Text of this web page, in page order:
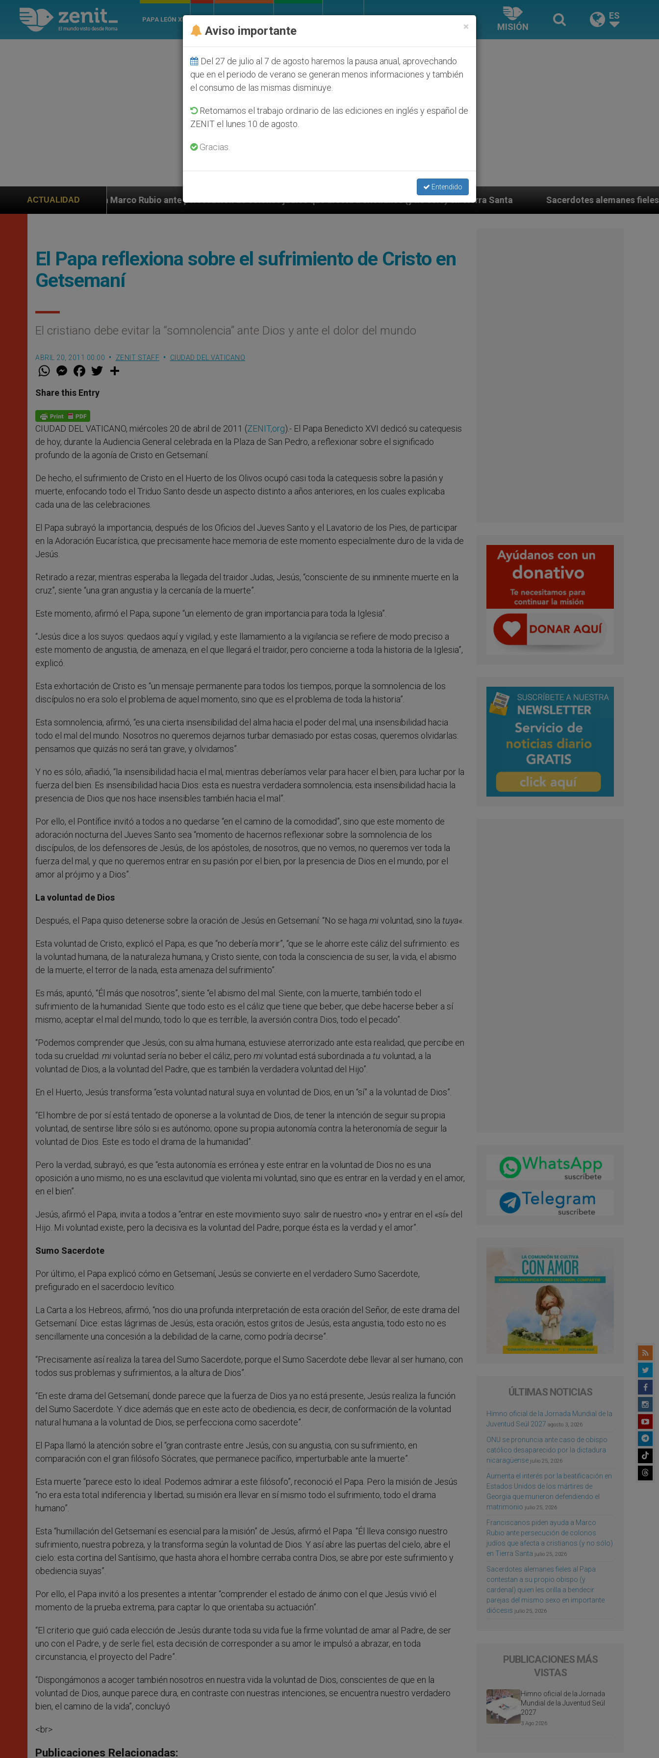
PAPA LEÓN XIV
MISIÓN
ES
ACTUALIDAD
a Marco Rubio ante persecución de colonos judíos que afecta a cristianos (y no sólo) en Tierra Santa Sacerdotes alemanes fieles al Papa contestan a
El Papa reflexiona sobre el sufrimiento de Cristo en
Getsemaní
El cristiano debe evitar la “somnolencia” ante Dios y ante el dolor del mundo
ABRIL 20, 2011 00:00 ZENIT STAFF CIUDAD DEL VATICANO
W
t
s
p
p
M
e
s
e
g
e
r
F
a
e
b
o
k
w
Share this Entry
CIUDAD DEL VATICANO, miércoles 20 de abril de 2011 (ZENIT,org).- El Papa Benedicto XVI dedicó su catequesis
de hoy, durante la Audiencia General celebrada en la Plaza de San Pedro, a reflexionar sobre el significado
profundo de la agonía de Cristo en Getsemaní.
De hecho, el sufrimiento de Cristo en el Huerto de los Olivos ocupó casi toda la catequesis sobre la pasión y
muerte, enfocando todo el Triduo Santo desde un aspecto distinto a años anteriores, en los cuales explicaba
cada una de las celebraciones.
El Papa subrayó la importancia, después de los Oficios del Jueves Santo y el Lavatorio de los Pies, de participar
en la Adoración Eucarística, que precisamente hace memoria de este momento especialmente duro de la vida de
Jesús.
Retirado a rezar, mientras esperaba la llegada del traidor Judas, Jesús, “consciente de su inminente muerte en la
cruz”, siente “una gran angustia y la cercanía de la muerte”.
Este momento, afirmó el Papa, supone “un elemento de gran importancia para toda la Iglesia”.
“Jesús dice a los suyos: quedaos aquí y vigilad; y este llamamiento a la vigilancia se refiere de modo preciso a
este momento de angustia, de amenaza, en el que llegará el traidor, pero concierne a toda la historia de la Iglesia”,
explicó.
Esta exhortación de Cristo es “un mensaje permanente para todos los tiempos, porque la somnolencia de los
discípulos no era solo el problema de aquel momento, sino que es el problema de toda la historia”.
Esta somnolencia, afirmó, “es una cierta insensibilidad del alma hacia el poder del mal, una insensibilidad hacia
todo el mal del mundo. Nosotros no queremos dejarnos turbar demasiado por estas cosas, queremos olvidarlas:
pensamos que quizás no será tan grave, y olvidamos”.
Y no es sólo, añadió, “la insensibilidad hacia el mal, mientras deberíamos velar para hacer el bien, para luchar por la
fuerza del bien. Es insensibilidad hacia Dios: esta es nuestra verdadera somnolencia; esta insensibilidad hacia la
presencia de Dios que nos hace insensibles también hacia el mal”.
Por ello, el Pontífice invitó a todos a no quedarse “en el camino de la comodidad”, sino que este momento de
adoración nocturna del Jueves Santo sea “momento de hacernos reflexionar sobre la somnolencia de los
discípulos, de los defensores de Jesús, de los apóstoles, de nosotros, que no vemos, no queremos ver toda la
fuerza del mal, y que no queremos entrar en su pasión por el bien, por la presencia de Dios en el mundo, por el
amor al prójimo y a Dios”.
La voluntad de Dios
Después, el Papa quiso detenerse sobre la oración de Jesús en Getsemaní: “No se haga mivoluntad, sino la tuya«.
Esta voluntad de Cristo, explicó el Papa, es que “no debería morir”, “que se le ahorre este cáliz del sufrimiento: es
la voluntad humana, de la naturaleza humana, y Cristo siente, con toda la consciencia de su ser, la vida, el abismo
de la muerte, el terror de la nada, esta amenaza del sufrimiento”.
Es más, apuntó, “Él más que nosotros”, siente “el abismo del mal. Siente, con la muerte, también todo el
sufrimiento de la humanidad. Siente que todo esto es el cáliz que tiene que beber, que debe hacerse beber a sí
mismo, aceptar el mal del mundo, todo lo que es terrible, la aversión contra Dios, todo el pecado”.
“Podemos comprender que Jesús, con su alma humana, estuviese aterrorizado ante esta realidad, que percibe en
toda su crueldad: mivoluntad sería no beber el cáliz, pero mivoluntad está subordinada a tu voluntad, a la
voluntad de Dios, a la voluntad del Padre, que es también la verdadera voluntad del Hijo”.
En el Huerto, Jesús transforma “esta voluntad natural suya en voluntad de Dios, en un “sí” a la voluntad de Dios”.
“El hombre de por sí está tentado de oponerse a la voluntad de Dios, de tener la intención de seguir su propia
voluntad, de sentirse libre sólo si es autónomo; opone su propia autonomía contra la heteronomía de seguir la
voluntad de Dios. Este es todo el drama de la humanidad”.
Pero la verdad, subrayó, es que “esta autonomía es errónea y este entrar en la voluntad de Dios no es una
oposición a uno mismo, no es una esclavitud que violenta mi voluntad, sino que es entrar en la verdad y en el amor,
en el bien”.
Jesús, afirmó el Papa, invita a todos a “entrar en este movimiento suyo: salir de nuestro «no» y entrar en el «sí» del
Hijo. Mi voluntad existe, pero la decisiva es la voluntad del Padre, porque ésta es la verdad y el amor”.
Sumo Sacerdote
Por último, el Papa explicó cómo en Getsemaní, Jesús se convierte en el verdadero Sumo Sacerdote,
prefigurado en el sacerdocio levítico.
La Carta a los Hebreos, afirmó, “nos dio una profunda interpretación de esta oración del Señor, de este drama del
Getsemaní. Dice: estas lágrimas de Jesús, esta oración, estos gritos de Jesús, esta angustia, todo esto no es
sencillamente una concesión a la debilidad de la carne, como podría decirse”.
“Precisamente así realiza la tarea del Sumo Sacerdote, porque el Sumo Sacerdote debe llevar al ser humano, con
todos sus problemas y sufrimientos, a la altura de Dios”.
“En este drama del Getsemaní, donde parece que la fuerza de Dios ya no está presente, Jesús realiza la función
del Sumo Sacerdote. Y dice además que en este acto de obediencia, es decir, de conformación de la voluntad
natural humana a la voluntad de Dios, se perfecciona como sacerdote”.
El Papa llamó la atención sobre el “gran contraste entre Jesús, con su angustia, con su sufrimiento, en
comparación con el gran filósofo Sócrates, que permanece pacífico, imperturbable ante la muerte”.
Esta muerte “parece esto lo ideal. Podemos admirar a este filósofo”, reconoció el Papa. Pero la misión de Jesús
“no era esta total indiferencia y libertad; su misión era llevar en sí mismo todo el sufrimiento, todo el drama
humano”.
Esta “humillación del Getsemaní es esencial para la misión” de Jesús, afirmó el Papa. “Él lleva consigo nuestro
sufrimiento, nuestra pobreza, y la transforma según la voluntad de Dios. Y así abre las puertas del cielo, abre el
cielo: esta cortina del Santísimo, que hasta ahora el hombre cerraba contra Dios, se abre por este sufrimiento y
obediencia suyas”.
Por ello, el Papa invitó a los presentes a intentar “comprender el estado de ánimo con el que Jesús vivió el
momento de la prueba extrema, para captar lo que orientaba su actuación”.
“El criterio que guió cada elección de Jesús durante toda su vida fue la firme voluntad de amar al Padre, de ser
uno con el Padre, y de serle fiel; esta decisión de corresponder a su amor le impulsó a abrazar, en toda
circunstancia, el proyecto del Padre”.
“Dispongámonos a acoger también nosotros en nuestra vida la voluntad de Dios, conscientes de que en la
voluntad de Dios, aunque parece dura, en contraste con nuestras intenciones, se encuentra nuestro verdadero
bien, el camino de la vida”, concluyó
<br>
Publicaciones Relacionadas:
ÚLTIMAS NOTICIAS
Himno oficial de la Jornada Mundial de la
Juventud Seúl 2027 agosto 3, 2026
ONU se pronuncia ante caso de obispo
católico desaparecido por la dictadura
nicaragüense julio 25, 2026
Aumenta el interés por la beatificación en
Estados Unidos de los mártires de
Georgia que murieron defendiendo el
matrimonio julio 25, 2026
Franciscanos piden ayuda a Marco
Rubio ante persecución de colonos
judíos que afecta a cristianos (y no sólo)
en Tierra Santa julio 25, 2026
Sacerdotes alemanes fieles al Papa
contestan a su propio obispo (y
cardenal) quien les orilla a bendecir
parejas del mismo sexo en importante
diócesis julio 25, 2026
PUBLICACIONES MÁS
VISTAS
Himno oficial de la Jornada
Mundial de la Juventud Seúl
2027
3 Ago 2026
×
Aviso importante
Del 27 de julio al 7 de agosto haremos la pausa anual, aprovechando
que en el periodo de verano se generan menos informaciones y también
el consumo de las mismas disminuye.
Retomamos el trabajo ordinario de las ediciones en inglés y español de
ZENIT el lunes 10 de agosto.
Gracias.
Entendido